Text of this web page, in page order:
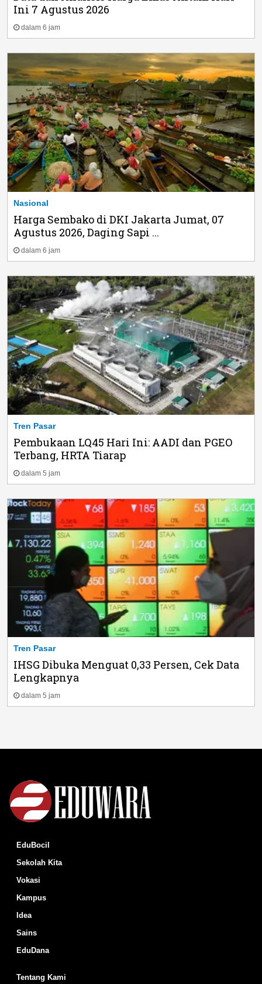
Ini 7 Agustus 2026
dalam 6 jam
Nasional
Harga Sembako di DKI Jakarta Jumat, 07
Agustus 2026, Daging Sapi ...
dalam 6 jam
Tren Pasar
Pembukaan LQ45 Hari Ini: AADI dan PGEO
Terbang, HRTA Tiarap
dalam 5 jam
Tren Pasar
IHSG Dibuka Menguat 0,33 Persen, Cek Data
Lengkapnya
dalam 5 jam
EduBocil
Sekolah Kita
Vokasi
Kampus
Idea
Sains
EduDana
Tentang Kami